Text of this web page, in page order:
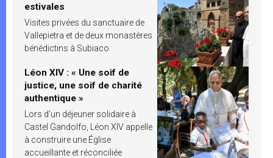
estivales
Visites privées du sanctuaire de
Vallepietra et de deux monastères
bénédictins à Subiaco
Léon XIV : « Une soif de
justice, une soif de charité
authentique »
Lors d’un déjeuner solidaire à
Castel Gandolfo, Léon XIV appelle
à construire une Église
accueillante et réconciliée